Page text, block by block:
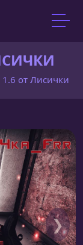
1.6 от Лисички
❯